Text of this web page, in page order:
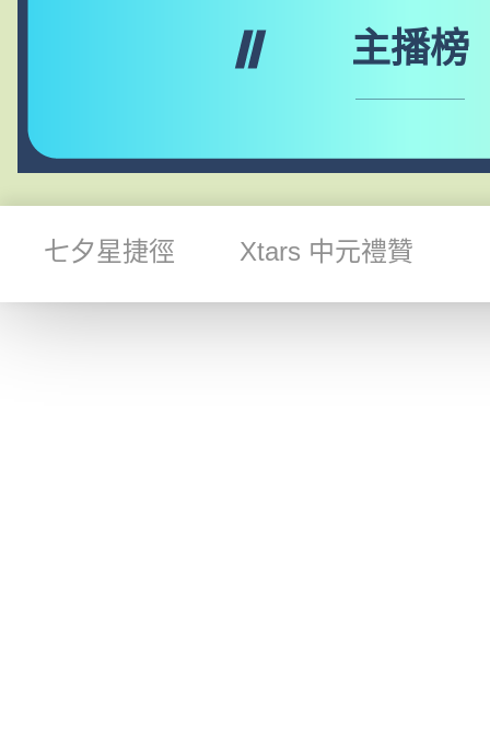
主播榜
七夕星捷徑 Xtars 中元禮贊